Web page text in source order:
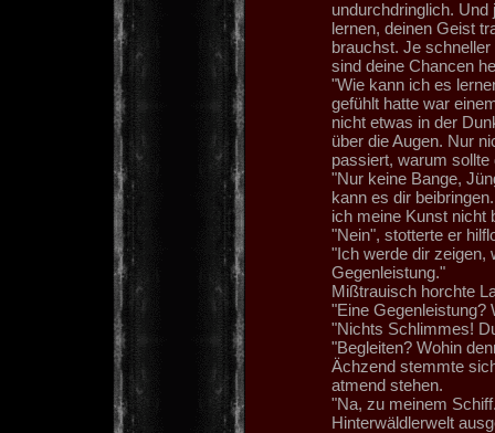
undurchdringlich.
lernen, deinen Geist
brauchst. Je
sind deine Chancen
"Wie kann ich es
gefühlt hatte war
nicht etwas in der
über die Augen. Nur
passiert, warum
"Nur keine Bange,
kann es dir
ich meine Kunst nicht
"Nein", stotterte er
"Ich werde dir zeigen,
Gegenleistung."
Mißtrauisch horchte
"Eine Gegenleistung?
"Nichts Schlimmes!
"Begleiten? Wohin
Ächzend stemmte
atmend stehen.
"Na, zu meinem
Hinterwäldlerwelt